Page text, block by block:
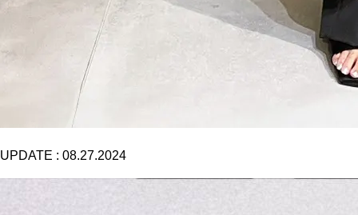
UPDATE : 08.27.2024